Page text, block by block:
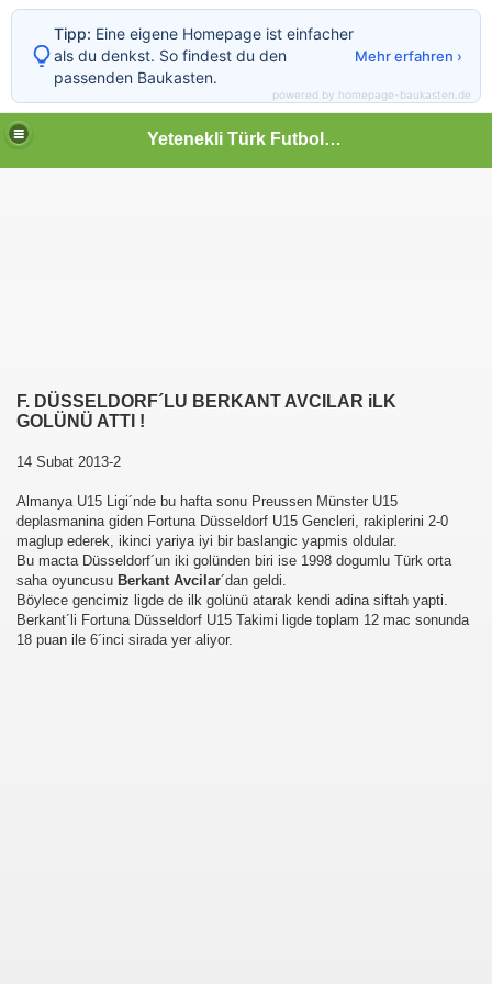
Yetenekli Türk Futbolcular
F. DÜSSELDORF´LU BERKANT AVCILAR iLK
GOLÜNÜ ATTI !
14 Subat 2013-2
Almanya U15 Ligi´nde bu hafta sonu Preussen Münster U15
deplasmanina giden Fortuna Düsseldorf U15 Gencleri, rakiplerini 2-0
maglup ederek, ikinci yariya iyi bir baslangic yapmis oldular.
Bu macta Düsseldorf´un iki golünden biri ise 1998 dogumlu Türk orta
saha oyuncusu Berkant Avcilar´dan geldi.
Böylece gencimiz ligde de ilk golünü atarak kendi adina siftah yapti.
Berkant´li Fortuna Düsseldorf U15 Takimi ligde toplam 12 mac sonunda
18 puan ile 6´inci sirada yer aliyor.
Tipp: Eine eigene Homepage ist einfacher
als du denkst. So findest du den
passenden Baukasten.
Mehr erfahren ›
powered by homepage-baukasten.de